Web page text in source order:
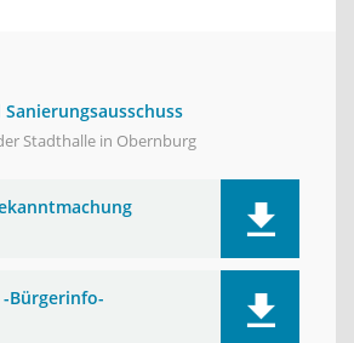
Stadthalle in Obernburg
Bürgerinfo-